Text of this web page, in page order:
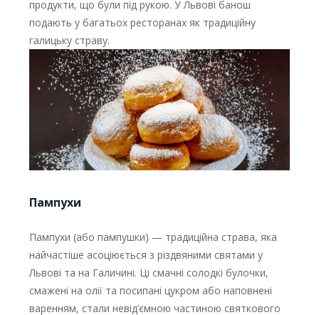
продукти, що були під рукою. У Львові банош
подають у багатьох ресторанах як традиційну
галицьку страву.
Пампухи
Пампухи (або пампушки) — традиційна страва, яка
найчастіше асоціюється з різдвяними святами у
Львові та на Галичині. Ці смачні солодкі булочки,
смажені на олії та посипані цукром або наповнені
варенням, стали невід’ємною частиною святкового